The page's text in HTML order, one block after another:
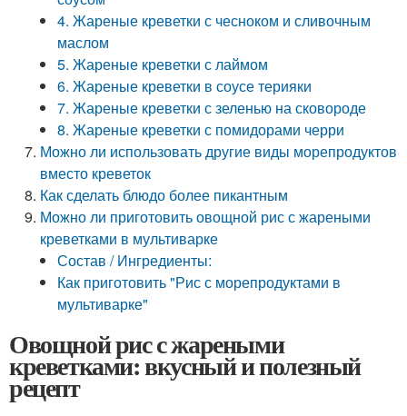
4. Жареные креветки с чесноком и сливочным
маслом
5. Жареные креветки с лаймом
6. Жареные креветки в соусе терияки
7. Жареные креветки с зеленью на сковороде
8. Жареные креветки с помидорами черри
Можно ли использовать другие виды морепродуктов
вместо креветок
Как сделать блюдо более пикантным
Можно ли приготовить овощной рис с жареными
креветками в мультиварке
Состав / Ингредиенты:
Как приготовить "Рис с морепродуктами в
мультиварке"
Овощной рис с жареными
креветками: вкусный и полезный
рецепт